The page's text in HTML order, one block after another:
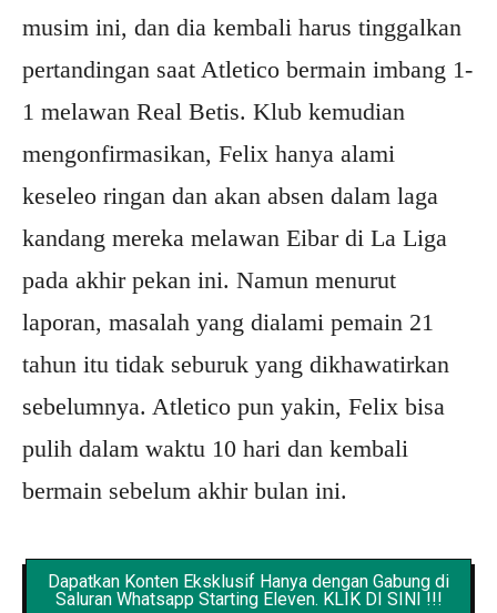
musim ini, dan dia kembali harus tinggalkan
pertandingan saat Atletico bermain imbang 1-
1 melawan Real Betis. Klub kemudian
mengonfirmasikan, Felix hanya alami
keseleo ringan dan akan absen dalam laga
kandang mereka melawan Eibar di La Liga
pada akhir pekan ini. Namun menurut
laporan, masalah yang dialami pemain 21
tahun itu tidak seburuk yang dikhawatirkan
sebelumnya. Atletico pun yakin, Felix bisa
pulih dalam waktu 10 hari dan kembali
bermain sebelum akhir bulan ini.
Dapatkan Konten Eksklusif Hanya dengan Gabung di
Saluran Whatsapp Starting Eleven. KLIK DI SINI !!!